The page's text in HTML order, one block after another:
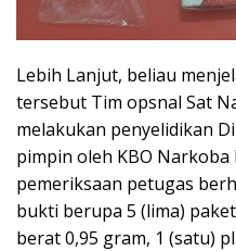
Lebih Lanjut, beliau
tersebut Tim opsnal Sat
melakukan penyelidikan
pimpin oleh KBO Narkoba
pemeriksaan petugas
bukti berupa 5 (lima)
berat 0,95 gram, 1 (satu)